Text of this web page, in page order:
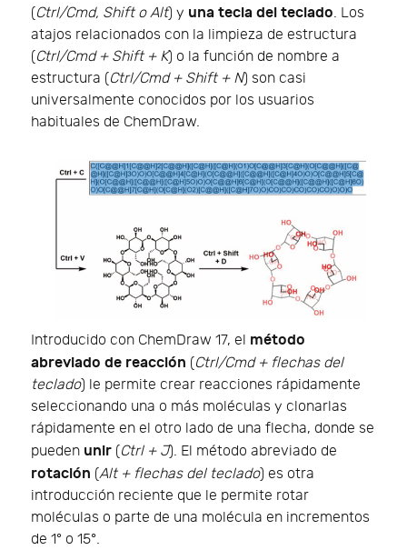
(Ctrl/Cmd, Shift o Alt) y una tecla del teclado. Los
atajos relacionados con la limpieza de estructura
(Ctrl/Cmd + Shift + K) o la función de nombre a
estructura (Ctrl/Cmd + Shift + N) son casi
universalmente conocidos por los usuarios
habituales de ChemDraw.
Introducido con ChemDraw 17, el método
abreviado de reacción (Ctrl/Cmd + flechas del
teclado) le permite crear reacciones rápidamente
seleccionando una o más moléculas y clonarlas
rápidamente en el otro lado de una flecha, donde se
pueden unir (Ctrl + J). El método abreviado de
rotación (Alt + flechas del teclado) es otra
introducción reciente que le permite rotar
moléculas o parte de una molécula en incrementos
de 1° o 15°.